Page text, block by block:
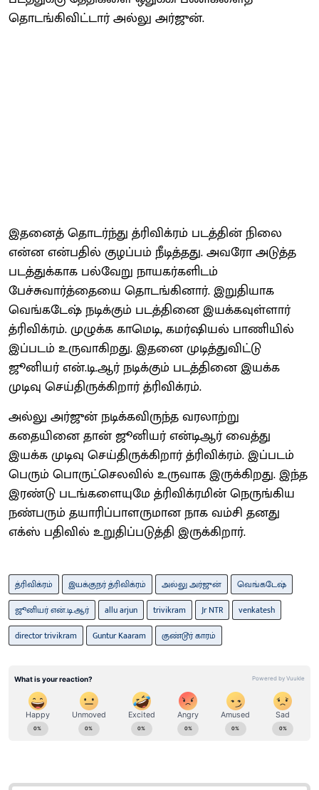
தொடங்கிவிட்டார் அல்லு அர்ஜுன்.
இதனைத் தொடர்ந்து த்ரிவிக்ரம் படத்தின் நிலை
என்ன என்பதில் குழப்பம் நீடித்தது. அவரோ அடுத்த
படத்துக்காக பல்வேறு நாயகர்களிடம்
பேச்சுவார்த்தையை தொடங்கினார். இறுதியாக
வெங்கடேஷ் நடிக்கும் படத்தினை இயக்கவுள்ளார்
த்ரிவிக்ரம். முழுக்க காமெடி, கமர்ஷியல் பாணியில்
இப்படம் உருவாகிறது. இதனை முடித்துவிட்டு
ஜூனியர் என்.டி.ஆர் நடிக்கும் படத்தினை இயக்க
முடிவு செய்திருக்கிறார் த்ரிவிக்ரம்.
அல்லு அர்ஜுன் நடிக்கவிருந்த வரலாற்று
கதையினை தான் ஜூனியர் என்டிஆர் வைத்து
இயக்க முடிவு செய்திருக்கிறார் த்ரிவிக்ரம். இப்படம்
பெரும் பொருட்செலவில் உருவாக இருக்கிறது. இந்த
இரண்டு படங்களையுமே த்ரிவிக்ரமின் நெருங்கிய
நண்பரும் தயாரிப்பாளருமான நாக வம்சி தனது
எக்ஸ் பதிவில் உறுதிப்படுத்தி இருக்கிறார்.
த்ரிவிக்ரம் இயக்குநர் த்ரிவிக்ரம் அல்லு அர்ஜுன்
வெங்கடேஷ்
ஜூனியர் என்.டி.ஆர்
allu arjun trivikram Jr NTR
venkatesh
director trivikram
Guntur Kaaram குண்டூர் காரம்